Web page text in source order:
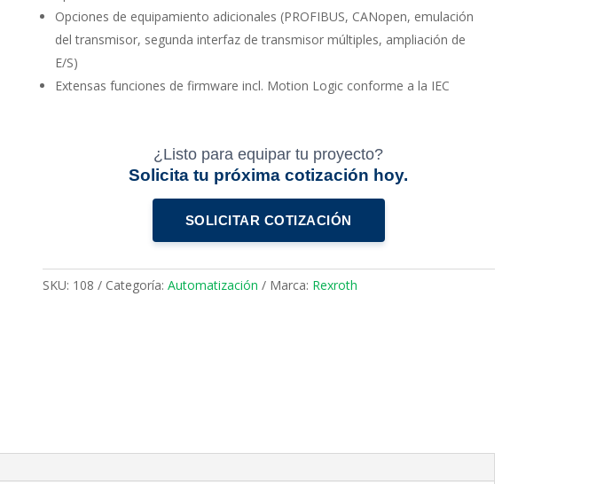
Opciones de equipamiento adicionales (PROFIBUS, CANopen, emulación
del transmisor, segunda interfaz de transmisor múltiples, ampliación de
E/S)
Extensas funciones de firmware incl. Motion Logic conforme a la IEC
¿Listo para equipar tu proyecto?
Solicita tu próxima cotización hoy.
SOLICITAR COTIZACIÓN
SKU: 108 Categoría: Automatización Marca: Rexroth